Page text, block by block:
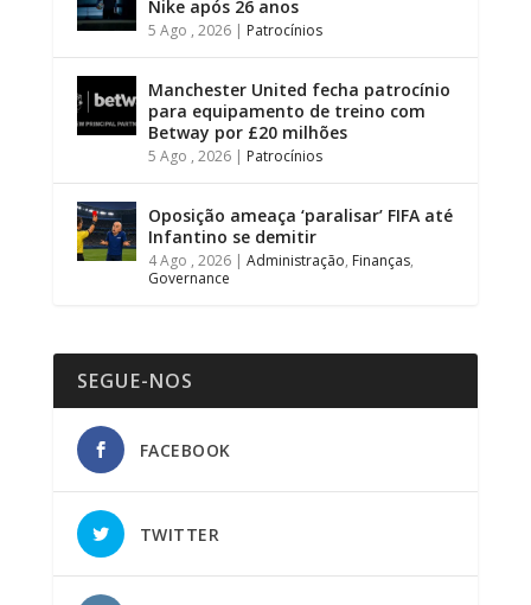
Nike após 26 anos
5 Ago , 2026| Patrocínios
Manchester United fecha patrocínio
para equipamento de treino com
Betway por £20 milhões
5 Ago , 2026| Patrocínios
Oposição ameaça ‘paralisar’ FIFA até
Infantino se demitir
4 Ago , 2026| Administração, Finanças,
Governance
SEGUE-NOS
FACEBOOK
TWITTER